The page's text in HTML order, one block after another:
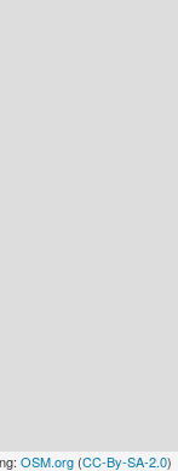
OSM.org (CC-By-SA-2.0)